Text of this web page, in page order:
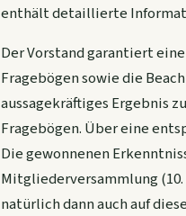
enthält detaillierte
Der Vorstand garantiert
Fragebögen sowie die
aussagekräftiges Ergebnis
Fragebögen. Über eine
Die gewonnenen
Mitgliederversammlung (10.
natürlich dann auch auf